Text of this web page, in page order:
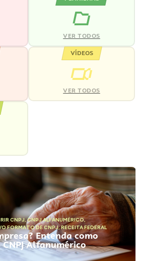
VER TODOS
VÍDEOS
VER TODOS
CNPJ,CNPJ ALFANUMÉRICO,
FORMATO DE CNPJ,RECEITA FEDERAL
Entenda como
Alfanumérico